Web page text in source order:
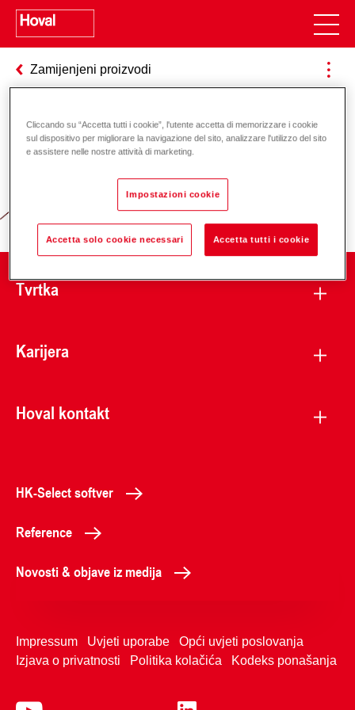
Zamijenjeni proizvodi
Odgovornost za energiju i okoliš
Tvrtka
Karijera
Hoval kontakt
HK-Select softver
Reference
Novosti & objave iz medija
Impressum Uvjeti uporabe
Opći uvjeti poslovanja
Izjava o privatnosti
Politika kolačića Kodeks ponašanja
Cliccando su “Accetta tutti i cookie”, l'utente accetta di memorizzare i cookie
sul dispositivo per migliorare la navigazione del sito, analizzare l'utilizzo del sito
e assistere nelle nostre attività di marketing.
Impostazioni cookie
Accetta solo cookie necessari Accetta tutti i cookie